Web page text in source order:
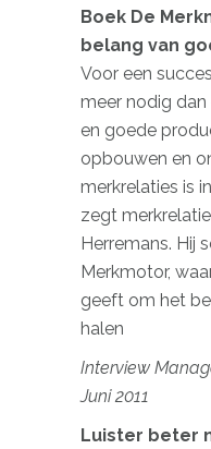
Boek De
belang van
Voor een
meer nodig
en goede
opbouwen en
merkrelaties is
zegt
Herremans. Hij
Merkmotor,
geeft om het
halen
Interview
Juni 2011
Luister beter